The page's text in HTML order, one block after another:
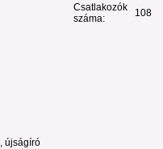
Csatlakozók
száma:
108
újságíró